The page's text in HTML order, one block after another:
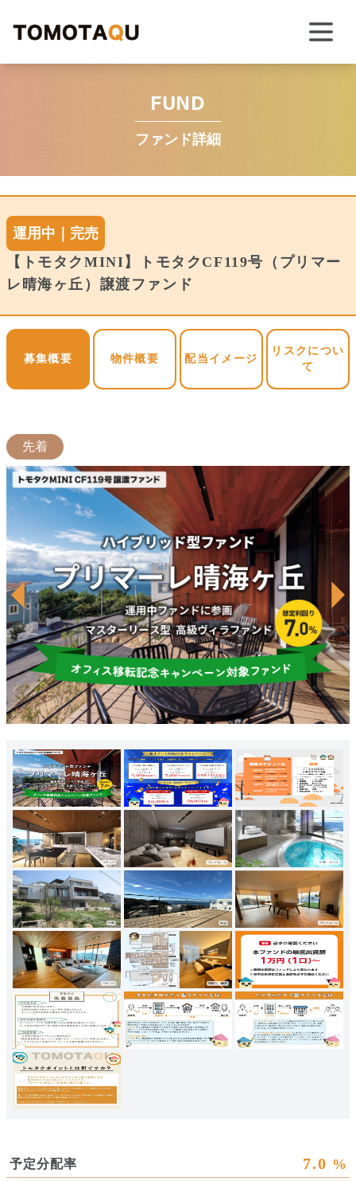
FUND
ファンド詳細
運用中｜完売
【トモタクMINI】トモタクCF119号（プリマー
レ晴海ヶ丘）譲渡ファンド
募集概要 物件概要 配当イメージ
リスクについ
て
先着
予定分配率 7.0 %